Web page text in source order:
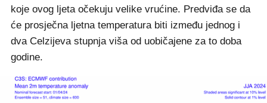
koje ovog ljeta očekuju velike vrućine. Predviđa se da
će prosječna ljetna temperatura biti između jednog i
dva Celzijeva stupnja viša od uobičajene za to doba
godine.